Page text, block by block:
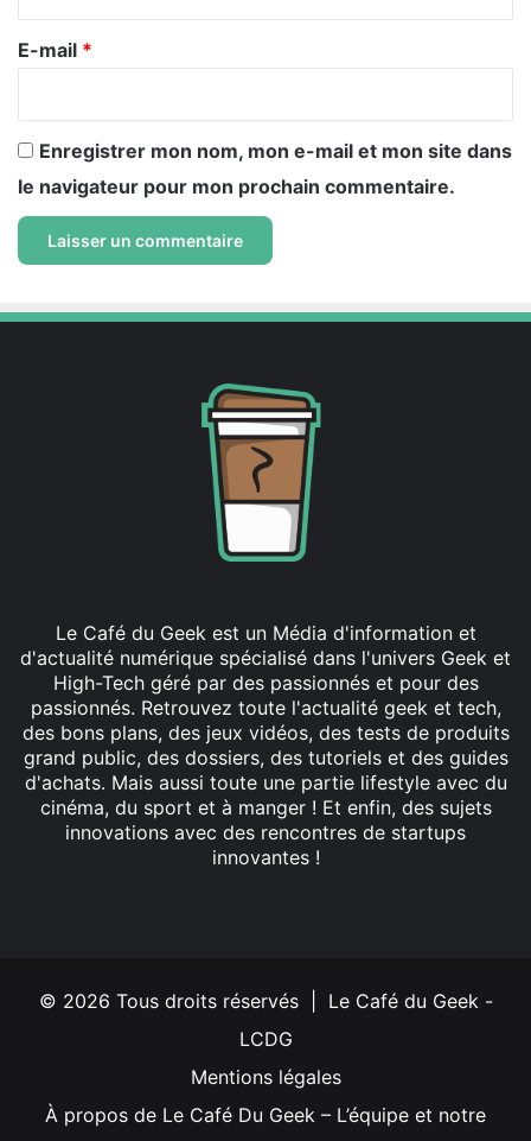
r
e
E-mail *
Enregistrer mon nom, mon e-mail et mon site dans
le navigateur pour mon prochain commentaire.
Le Café du Geek est un Média d'information et
d'actualité numérique spécialisé dans l'univers Geek et
High-Tech géré par des passionnés et pour des
passionnés. Retrouvez toute l'actualité geek et tech,
des bons plans, des jeux vidéos, des tests de produits
grand public, des dossiers, des tutoriels et des guides
d'achats. Mais aussi toute une partie lifestyle avec du
cinéma, du sport et à manger ! Et enfin, des sujets
innovations avec des rencontres de startups
innovantes !
© 2026 Tous droits réservés | Le Café du Geek -
LCDG
Mentions légales
À propos de Le Café Du Geek – L’équipe et notre